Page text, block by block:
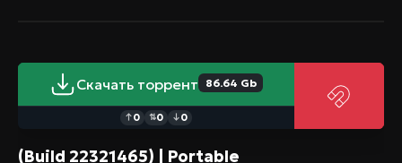
Скачать торрент 86.64 Gb
↑0 ⇅0 ↓0
(Build 22321465) | Portable